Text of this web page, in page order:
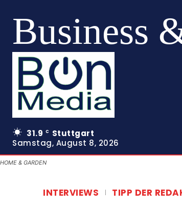
Business
31.9 C
Stuttgart
Samstag, August 8, 2026
HOME & GARDEN
INTERVIEWS TIPP DER